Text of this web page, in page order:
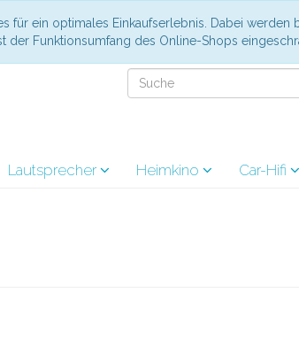
für ein optimales Einkaufserlebnis. Dabei
der Funktionsumfang des Online-Shops
Lautsprecher Heimkino Car-Hifi